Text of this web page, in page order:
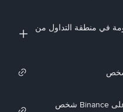
في منطقة التداول من
كيف تضيف طرق دفع جديدة على Binance شخص